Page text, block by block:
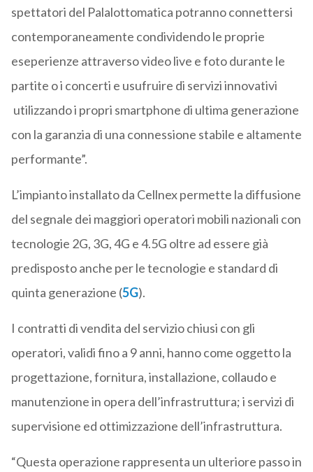
spettatori del Palalottomatica potranno connettersi
contemporaneamente condividendo le proprie
eseperienze attraverso video live e foto durante le
partite o i concerti e usufruire di servizi innovativi
utilizzando i propri smartphone di ultima generazione
con la garanzia di una connessione stabile e altamente
performante”.
L’impianto installato da Cellnex permette la diffusione
del segnale dei maggiori operatori mobili nazionali con
tecnologie 2G, 3G, 4G e 4.5G oltre ad essere già
predisposto anche per le tecnologie e standard di
quinta generazione (5G).
I contratti di vendita del servizio chiusi con gli
operatori, validi fino a 9 anni, hanno come oggetto la
progettazione, fornitura, installazione, collaudo e
manutenzione in opera dell’infrastruttura; i servizi di
supervisione ed ottimizzazione dell’infrastruttura.
“Questa operazione rappresenta un ulteriore passo in